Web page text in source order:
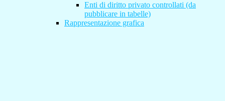
Enti di diritto privato controllati (da
pubblicare in tabelle)
Rappresentazione grafica